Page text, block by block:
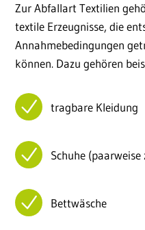
Zur Abfallart Textilien
textile Erzeugnisse, die
Annahmebedingungen
können. Dazu gehören
tragbare Kleidung
Schuhe
Bettwäsche